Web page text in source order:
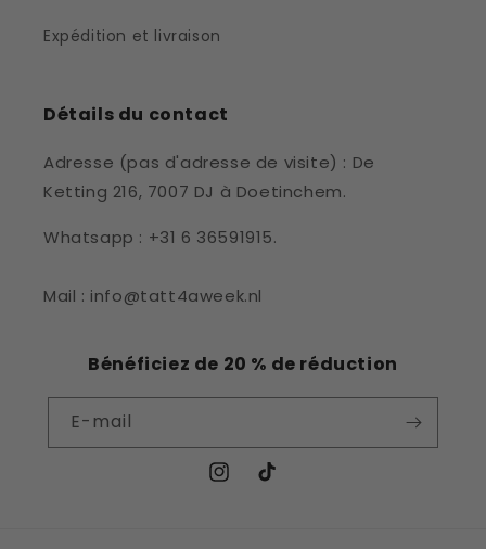
Expédition et livraison
Détails du contact
Adresse (pas d'adresse de visite) : De
Ketting 216, 7007 DJ à Doetinchem.
Whatsapp : +31 6 36591915.
Mail : info@tatt4aweek.nl
Bénéficiez de 20 % de réduction
E-mail
Instagram
TikTok